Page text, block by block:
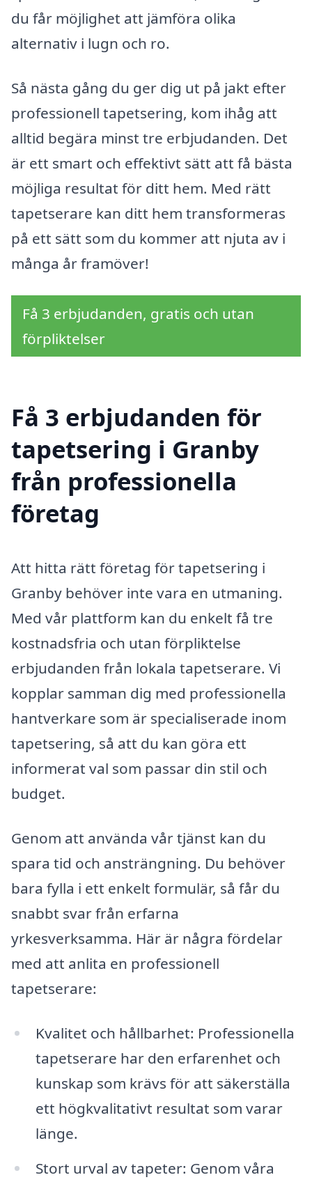
du får möjlighet att jämföra olika
alternativ i lugn och ro.
Så nästa gång du ger dig ut på jakt efter
professionell tapetsering, kom ihåg att
alltid begära minst tre erbjudanden. Det
är ett smart och effektivt sätt att få bästa
möjliga resultat för ditt hem. Med rätt
tapetserare kan ditt hem transformeras
på ett sätt som du kommer att njuta av i
många år framöver!
Få 3 erbjudanden, gratis och utan
förpliktelser
Få 3 erbjudanden för
tapetsering i Granby
från professionella
företag
Att hitta rätt företag för tapetsering i
Granby behöver inte vara en utmaning.
Med vår plattform kan du enkelt få tre
kostnadsfria och utan förpliktelse
erbjudanden från lokala tapetserare. Vi
kopplar samman dig med professionella
hantverkare som är specialiserade inom
tapetsering, så att du kan göra ett
informerat val som passar din stil och
budget.
Genom att använda vår tjänst kan du
spara tid och ansträngning. Du behöver
bara fylla i ett enkelt formulär, så får du
snabbt svar från erfarna
yrkesverksamma. Här är några fördelar
med att anlita en professionell
tapetserare:
Kvalitet och hållbarhet: Professionella
tapetserare har den erfarenhet och
kunskap som krävs för att säkerställa
ett högkvalitativt resultat som varar
länge.
Stort urval av tapeter: Genom våra